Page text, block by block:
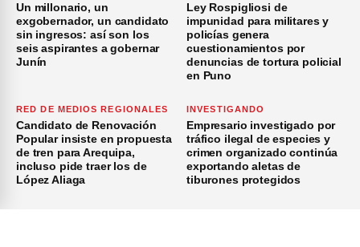
Un millonario, un
exgobernador, un candidato
sin ingresos: así son los
seis aspirantes a gobernar
Junín
Ley Rospigliosi de
impunidad para militares y
policías genera
cuestionamientos por
denuncias de tortura policial
en Puno
RED DE MEDIOS REGIONALES
Candidato de Renovación
Popular insiste en propuesta
de tren para Arequipa,
incluso pide traer los de
López Aliaga
INVESTIGANDO
Empresario investigado por
tráfico ilegal de especies y
crimen organizado continúa
exportando aletas de
tiburones protegidos